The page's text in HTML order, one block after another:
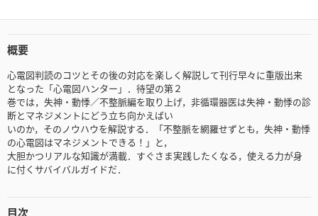
概要
心電図判読のコツとその後の対応を楽しく解説して刊行早々に重版出来
となった「心電図ハンター」．待望の第２
巻では，失神・動悸／不整脈編を取り上げ，非循環器医は失神・動悸の診
断とマネジメントにどう立ち向かえばい
いのか，そのノウハウを解説する．「不整脈を網羅せずとも，失神・動悸
の心電図はマネジメントできる！」と，
大胆かつリアルな知識が満載．すぐさま実践したくなる，使える力が身
に付くサバイバルガイドだ．
目次